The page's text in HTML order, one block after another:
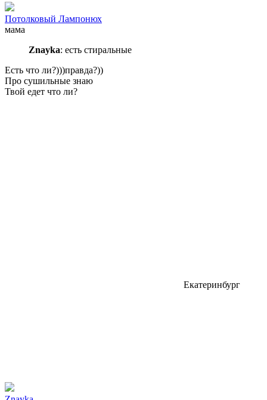
Потолковый Лампонюх
мама
Znayka: есть стиральные
Есть что ли?)))правда?))
Про сушильные знаю
Твой едет что ли?
Екатеринбург